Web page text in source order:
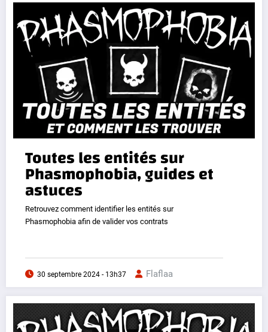
Toutes les entités sur
Phasmophobia, guides et
astuces
Retrouvez comment identifier les entités sur
Phasmophobia afin de valider vos contrats
30 septembre 2024 - 13h37 Flaflaa